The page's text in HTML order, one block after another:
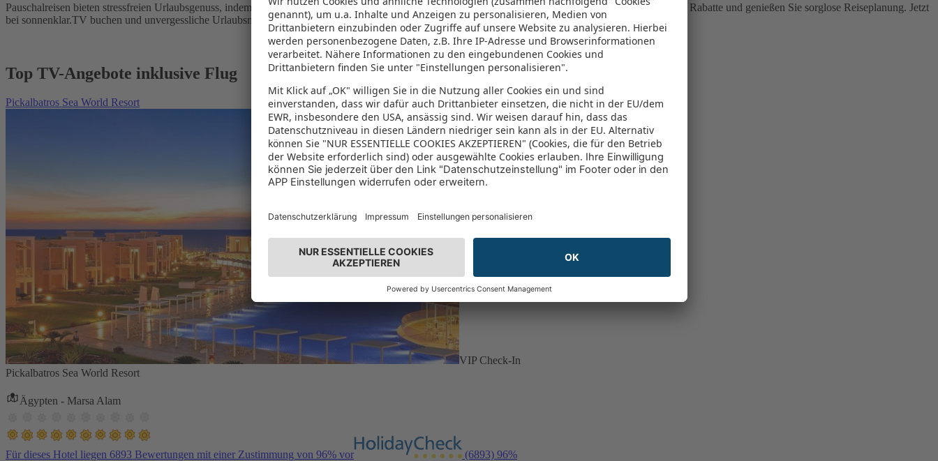
Pauschalreisen bieten stressfreien Urlaubsgenuss, indem Flug und Hotel in einem Paket kombiniert werden – das spart Zeit und Geld. Nutzen Sie attraktive Rabatte und genießen Sie sorglose Reiseplanung. Jetzt
bei sonnenklar.TV buchen und unvergessliche Urlaubsmomente erleben!
Top TV-Angebote inklusive Flug
Pickalbatros Sea World Resort
VIP Check-In
Pickalbatros Sea World Resort
Ägypten - Marsa Alam
Für dieses Hotel liegen 6893 Bewertungen mit einer Zustimmung von 96% vor (6893) 96%